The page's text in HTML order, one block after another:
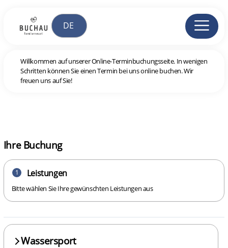
Willkommen auf unserer Online-Terminbuchungsseite. In wenigen
Schritten können Sie einen Termin bei uns online buchen. Wir
freuen uns auf Sie!
Wassersport
Ihre Buchung
1 Leistungen
Bitte wählen Sie Ihre gewünschten Leistungen aus